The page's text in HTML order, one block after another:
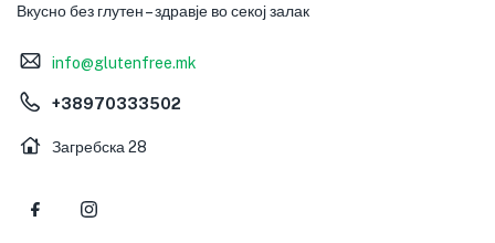
Вкусно без глутен – здравје во секој залак
info@glutenfree.mk
+38970333502
Загребска 28